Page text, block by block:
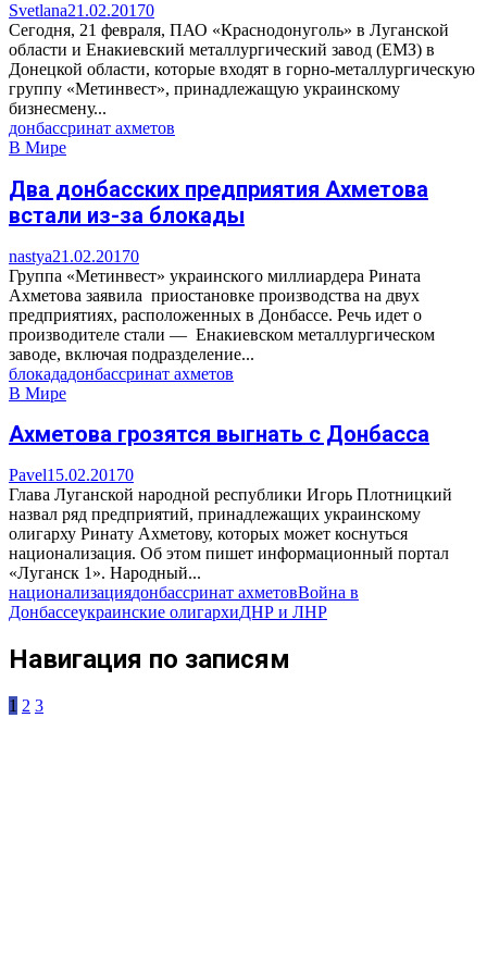
Svetlana21.02.20170
Сегодня, 21 февраля, ПАО «Краснодонуголь» в Луганской
области и Енакиевский металлургический завод (ЕМЗ) в
Донецкой области, которые входят в горно-металлургическую
группу «Метинвест», принадлежащую украинскому
бизнесмену...
донбассринат ахметов
В Мире
Два донбасских предприятия Ахметова
встали из-за блокады
nastya21.02.20170
Группа «Метинвест» украинского миллиардера Рината
Ахметова заявила приостановке производства на двух
предприятиях, расположенных в Донбассе. Речь идет о
производителе стали — Енакиевском металлургическом
заводе, включая подразделение...
блокададонбассринат ахметов
В Мире
Ахметова грозятся выгнать с Донбасса
Pavel15.02.20170
Глава Луганской народной республики Игорь Плотницкий
назвал ряд предприятий, принадлежащих украинскому
олигарху Ринату Ахметову, которых может коснуться
национализация. Об этом пишет информационный портал
«Луганск 1». Народный...
национализациядонбассринат ахметовВойна в
Донбассеукраинские олигархиДНР и ЛНР
Навигация по записям
1 2 3